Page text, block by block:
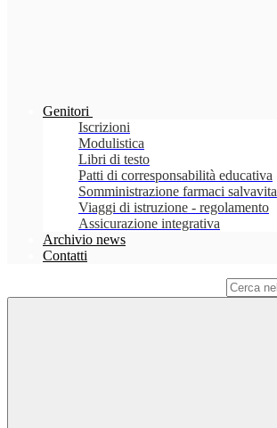
Genitori
Iscrizioni
Modulistica
Libri di testo
Patti di corresponsabilità educativa
Somministrazione farmaci salvavita
Viaggi di istruzione - regolamento
Assicurazione integrativa
Archivio news
Contatti